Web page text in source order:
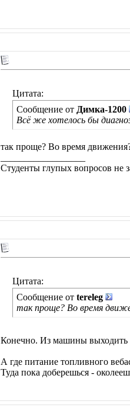
Цитата:
Сообщение от Димка-1200
Всё же хотелось бы
так проще? Во время
Студенты глупых вопросов не
Цитата:
Сообщение от tereleg
так проще? Во время
Конечно. Из машины
А где питание топливного
Туда пока доберешься -